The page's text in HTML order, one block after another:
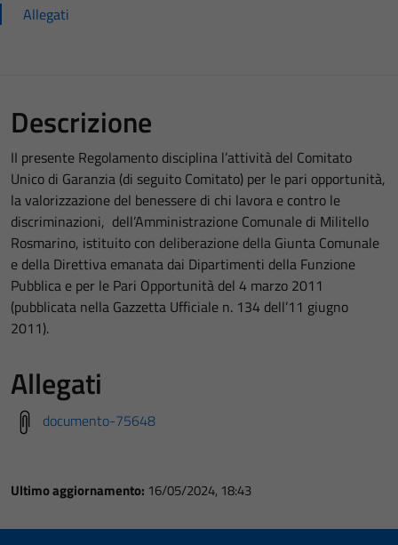
Allegati
Descrizione
II presente Regolamento disciplina l’attività del Comitato
Unico di Garanzia (di seguito Comitato) per le pari opportunità,
la valorizzazione del benessere di chi lavora e contro le
discriminazioni, dell’Amministrazione Comunale di Militello
Rosmarino, istituito con deliberazione della Giunta Comunale
e della Direttiva emanata dai Dipartimenti della Funzione
Pubblica e per le Pari Opportunità del 4 marzo 2011
(pubblicata nella Gazzetta Ufficiale n. 134 dell’11 giugno
2011).
Allegati
documento-75648
Ultimo aggiornamento: 16/05/2024, 18:43